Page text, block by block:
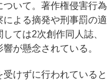
いて。著作権侵害行為
よる摘発や刑事罰の適
ては2次創作同人誌、
が懸念されている。
けずに行われていると